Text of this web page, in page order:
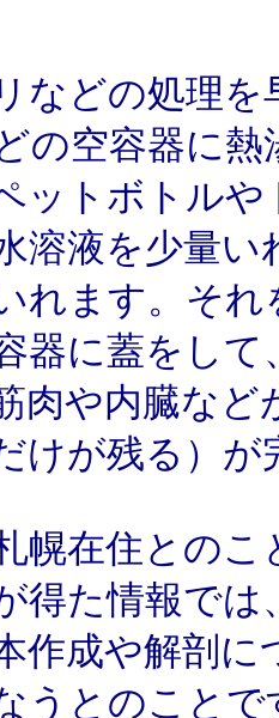
などの処理
の空容器に
ットボトル
溶液を少量
れます。そ
器に蓋をして
肉や内臓など
けが残る）が
幌在住との
得た情報で
作成や解剖
うとのこと